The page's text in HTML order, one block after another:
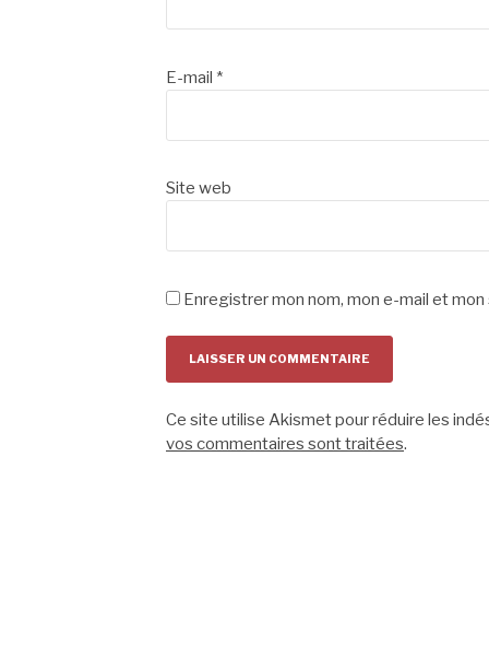
E-mail *
Site web
Enregistrer mon nom, mon e-mail et
Ce site utilise Akismet pour réduire les
vos commentaires sont traitées.